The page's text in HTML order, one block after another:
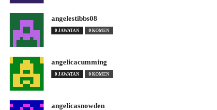
angelestibbs08
0 JAWATAN 0 KOMEN
angelicacumming
0 JAWATAN 0 KOMEN
angelicasnowden